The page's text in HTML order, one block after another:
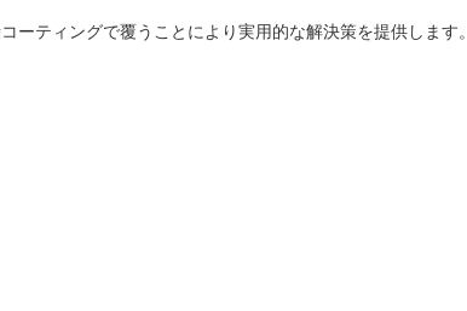
ティングで覆うことにより実用的な解決策を提供します。